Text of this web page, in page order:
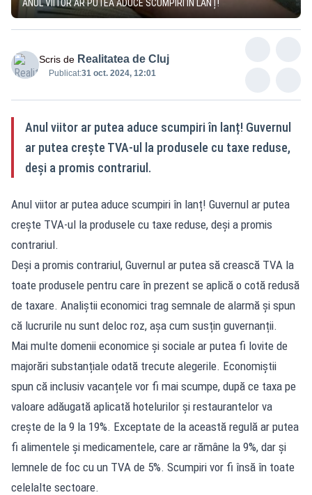
ANUL VIITOR AR PUTEA ADUCE SCUMPIRI ÎN LANȚ!
Scris de Realitatea de Cluj
Publicat:31 oct. 2024, 12:01
Anul viitor ar putea aduce scumpiri în lanț! Guvernul
ar putea crește TVA-ul la produsele cu taxe reduse,
deși a promis contrariul.
Anul viitor ar putea aduce scumpiri în lanț! Guvernul ar putea
crește TVA-ul la produsele cu taxe reduse, deși a promis
contrariul.
Deși a promis contrariul, Guvernul ar putea să crească TVA la
toate produsele pentru care în prezent se aplică o cotă redusă
de taxare. Analiștii economici trag semnale de alarmă și spun
că lucrurile nu sunt deloc roz, așa cum susțin guvernanții.
Mai multe domenii economice și sociale ar putea fi lovite de
majorări substanțiale odată trecute alegerile. Economiștii
spun că inclusiv vacanțele vor fi mai scumpe, după ce taxa pe
valoare adăugată aplicată hotelurilor și restaurantelor va
crește de la 9 la 19%. Exceptate de la această regulă ar putea
fi alimentele și medicamentele, care ar rămâne la 9%, dar și
lemnele de foc cu un TVA de 5%. Scumpiri vor fi însă în toate
celelalte sectoare.